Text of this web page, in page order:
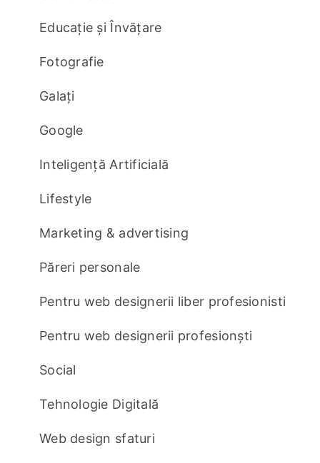
Educație și Învățare
Fotografie
Galați
Google
Inteligență Artificială
Lifestyle
Marketing & advertising
Păreri personale
Pentru web designerii liber profesionisti
Pentru web designerii profesionști
Social
Tehnologie Digitală
Web design sfaturi